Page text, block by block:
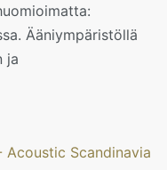
Ääniympäristöllä
ja